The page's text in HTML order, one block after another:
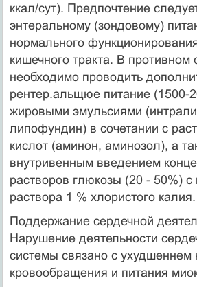
ккал/сут). Предпочтение
энтеральному (зондовому)
нормального
кишечного тракта. В противном
необходимо проводить
рентер.альщюе питание (1500-
жировыми эмульсиями
липофундин) в сочетании с
кислот (аминон, аминозол), а
внутривенным введением
растворов глюкозы (20 - 50%) с
раствора 1 % хлористого калия.
Поддержание сердечной
Нарушение деятель­ности
системы связано с ухудшеннем
кровообращения и питания